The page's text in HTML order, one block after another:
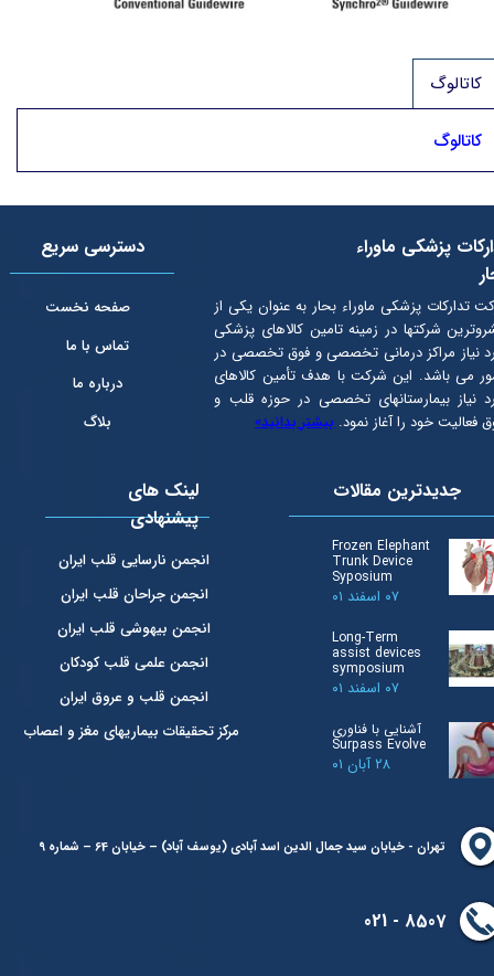
کاتالوگ
کاتالوگ
تهران - خیابان سید جمال الدین اسد آبادی (یوسف آباد) – خیابان 64 – شماره 9
8507 - 021
دسترسی سریع
صفحه نخست
تماس با ما
درباره ما
بلاگ
جدیدترین مقالات
Frozen Elephant
Trunk Device
Syposium
۰۷ اسفند ۰۱
Long-Term
assist devices
symposium
۰۷ اسفند ۰۱
آشنایی با فناوری
Surpass Evolve
۲۸ آبان ۰۱
پزشکی ماوراء
تدارکات پزشکی ماوراء بحار به عنوان یكی از
شرکتها در زمینه تامین کالاهای پزشکی
نیاز مراکز درمانی تخصصی و فوق تخصصی در
می باشد. این شرکت با هدف تأمین كالاهای
نیاز بیمارستانهای تخصصی در حوزه قلب و
فعالیت خود را آغاز نمود.بیشتر بدانید»
لینک های
پیشنهادی
انجمن نارسایی قلب ایران
انجمن جراحان قلب ایران
انجمن بیهوشی قلب ایران
انجمن علمی قلب کودکان
انجمن قلب و عروق ایران
مرکز تحقیقات بیماریهای مغز و اعصاب